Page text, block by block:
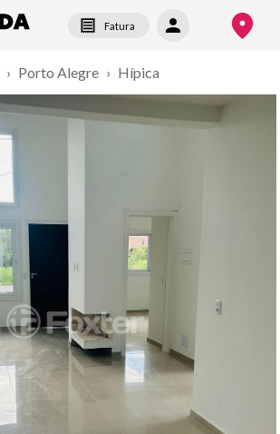
Fatura
› Porto Alegre › Hípica